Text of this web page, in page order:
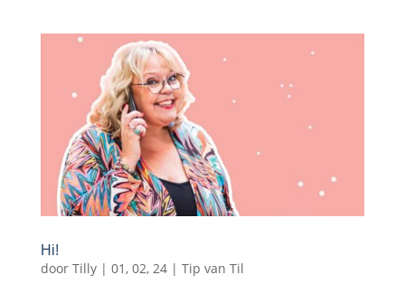
Hi!
door Tilly| 01, 02, 24| Tip van Til